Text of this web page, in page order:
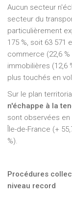
Aucun secteur
secteur du
particulièrement
175 %, soit 63 571
commerce (22,6
immobilières
plus touchés en
Sur le plan
n'échappe à la
sont observées en
Île-de-France (+
%).
Procédures
niveau record